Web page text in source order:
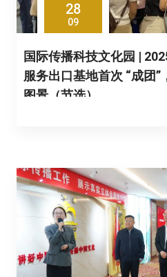
28
09
国际传播科技文化园 |
服务出口基地首次 “成团”
图景（节选）